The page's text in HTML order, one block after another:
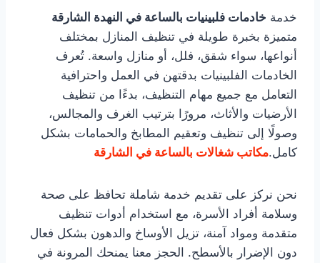
خدمة خادمات فلبينيات بالساعة في النهدة الشارقة
متميزة بخبرة طويلة في تنظيف المنازل بمختلف
أنواعها، سواء شقق، فلل، أو منازل واسعة. تُعرف
الخادمات الفلبينيات بدقتهن في العمل واحترافية
التعامل مع جميع مهام التنظيف، بدءًا من تنظيف
الأرضيات والأثاث، مرورًا بترتيب الغرف والمجالس،
وصولًا إلى تنظيف وتعقيم المطابخ والحمامات بشكل
كامل.مكاتب شغالات بالساعة في الشارقة
نحن نركز على تقديم خدمة شاملة تحافظ على صحة
وسلامة أفراد الأسرة، مع استخدام أدوات تنظيف
متقدمة ومواد آمنة، تزيل الأوساخ والدهون بشكل فعال
دون الإضرار بالأسطح. الحجز معنا يمنحك المرونة في